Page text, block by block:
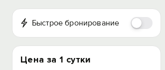
Быстрое бронирование
Цена за 1 сутки